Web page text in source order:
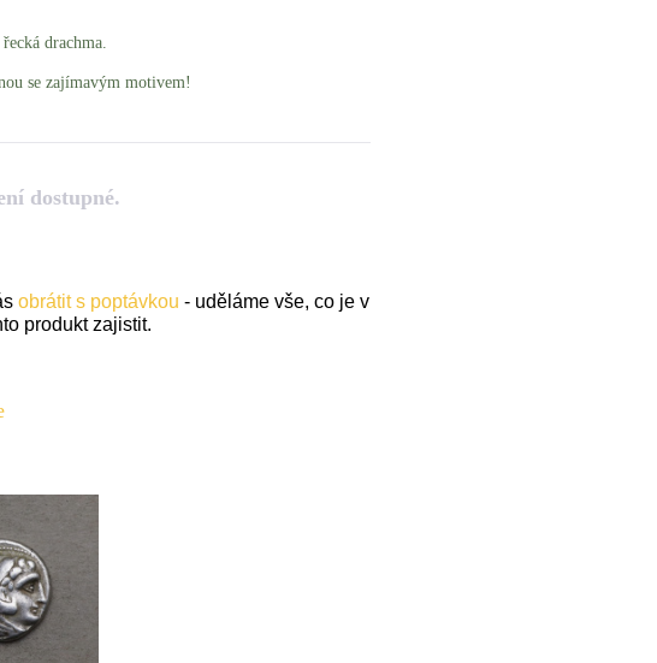
drachma.
se zajímavým motivem!
dostupné.
obrátit s poptávkou - uděláme vše, co je v
produkt zajistit.